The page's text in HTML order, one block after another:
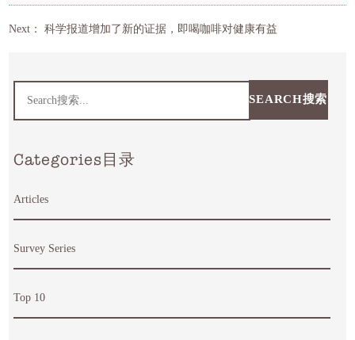
Next：科学报道增加了新的证据，即喝咖啡对健康有益
SEARCH搜索
Categories目录
Articles
Survey Series
Top 10